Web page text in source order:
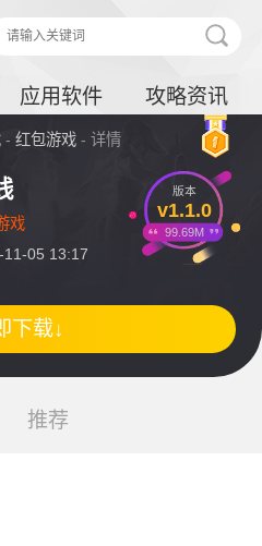
应用软件 攻略资讯
-红包游戏 - 详情
戏
11-05 13:17
版本
v1.1.0
99.69M
下载↓
推荐